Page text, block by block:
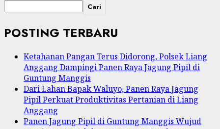
Cari
POSTING TERBARU
Ketahanan Pangan Terus Didorong, Polsek Liang
Anggang Dampingi Panen Raya Jagung Pipil di
Guntung Manggis
Dari Lahan Bapak Waluyo, Panen Raya Jagung
Pipil Perkuat Produktivitas Pertanian di Liang
Anggang
Panen Jagung Pipil di Guntung Manggis Wujud